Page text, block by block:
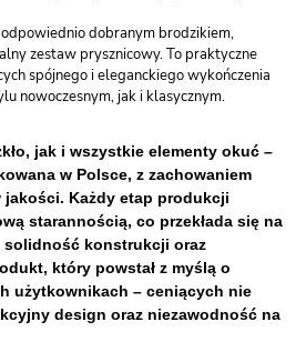
odpowiednio dobranym brodzikiem,
zestaw prysznicowy. To praktyczne
spójnego i eleganckiego wykończenia
nowoczesnym, jak i klasycznym.
jak i wszystkie elementy okuć –
w Polsce, z zachowaniem
Każdy etap produkcji
starannością, co przekłada się na
solidność konstrukcji oraz
który powstał z myślą o
użytkownikach – ceniących nie
design oraz niezawodność na